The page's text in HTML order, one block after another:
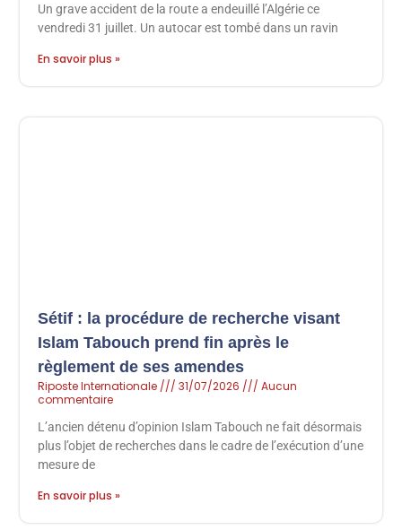
Un grave accident de la route a endeuillé l’Algérie ce
vendredi 31 juillet. Un autocar est tombé dans un ravin
En savoir plus »
Sétif : la procédure de recherche visant
Islam Tabouch prend fin après le
règlement de ses amendes
Riposte Internationale 31/07/2026
Aucun
commentaire
L’ancien détenu d’opinion Islam Tabouch ne fait désormais
plus l’objet de recherches dans le cadre de l’exécution d’une
mesure de
En savoir plus »